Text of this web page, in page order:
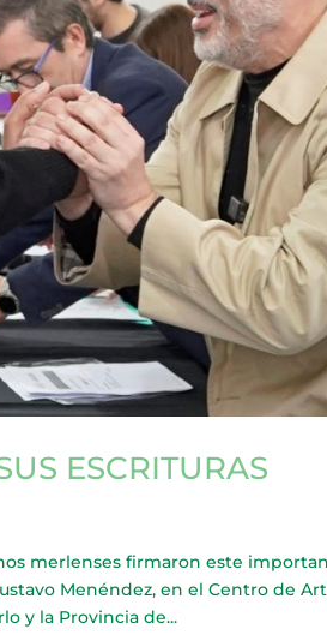
ESCRITURAS
merlenses firmaron este
Menéndez, en el Centro de
y la Provincia de...